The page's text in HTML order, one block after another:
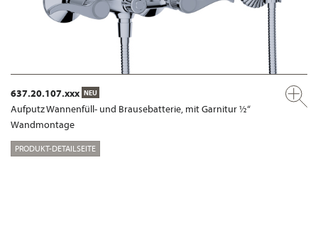
637.20.107.xxx NEU
Aufputz Wannenfüll- und Brausebatterie, mit Garnitur ½“
Wandmontage
PRODUKT-DETAILSEITE